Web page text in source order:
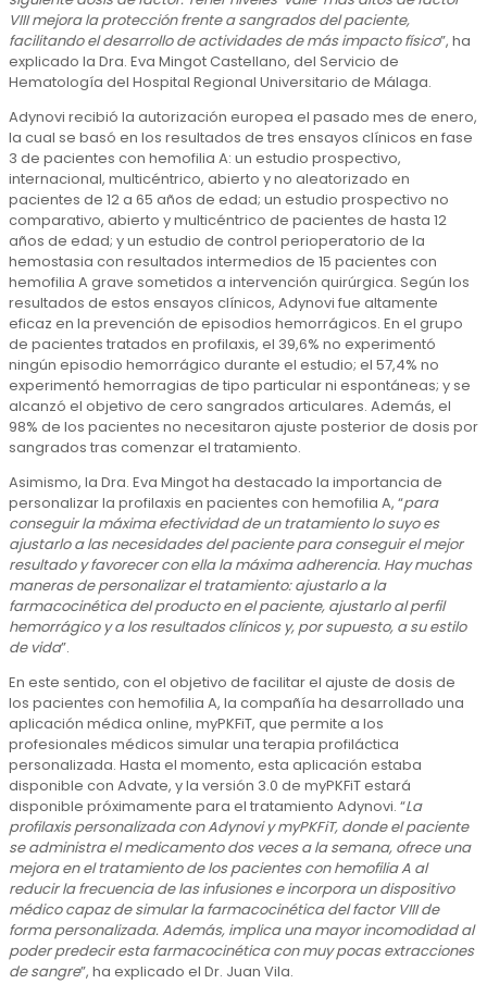
VIII mejora la protección frente a sangrados del paciente,
facilitando el desarrollo de actividades de más impacto físico”, ha
explicado la Dra. Eva Mingot Castellano, del Servicio de
Hematología del Hospital Regional Universitario de Málaga.
Adynovi recibió la autorización europea el pasado mes de enero,
la cual se basó en los resultados de tres ensayos clínicos en fase
3 de pacientes con hemofilia A: un estudio prospectivo,
internacional, multicéntrico, abierto y no aleatorizado en
pacientes de 12 a 65 años de edad; un estudio prospectivo no
comparativo, abierto y multicéntrico de pacientes de hasta 12
años de edad; y un estudio de control perioperatorio de la
hemostasia con resultados intermedios de 15 pacientes con
hemofilia A grave sometidos a intervención quirúrgica. Según los
resultados de estos ensayos clínicos, Adynovi fue altamente
eficaz en la prevención de episodios hemorrágicos. En el grupo
de pacientes tratados en profilaxis, el 39,6% no experimentó
ningún episodio hemorrágico durante el estudio; el 57,4% no
experimentó hemorragias de tipo particular ni espontáneas; y se
alcanzó el objetivo de cero sangrados articulares. Además, el
98% de los pacientes no necesitaron ajuste posterior de dosis por
sangrados tras comenzar el tratamiento.
Asimismo, la Dra. Eva Mingot ha destacado la importancia de
personalizar la profilaxis en pacientes con hemofilia A, “para
conseguir la máxima efectividad de un tratamiento lo suyo es
ajustarlo a las necesidades del paciente para conseguir el mejor
resultado y favorecer con ella la máxima adherencia. Hay muchas
maneras de personalizar el tratamiento: ajustarlo a la
farmacocinética del producto en el paciente, ajustarlo al perfil
hemorrágico y a los resultados clínicos y, por supuesto, a su estilo
de vida”.
En este sentido, con el objetivo de facilitar el ajuste de dosis de
los pacientes con hemofilia A, la compañía ha desarrollado una
aplicación médica online, myPKFiT, que permite a los
profesionales médicos simular una terapia profiláctica
personalizada. Hasta el momento, esta aplicación estaba
disponible con Advate, y la versión 3.0 de myPKFiT estará
disponible próximamente para el tratamiento Adynovi. “La
profilaxis personalizada con Adynovi y myPKFiT, donde el paciente
se administra el medicamento dos veces a la semana, ofrece una
mejora en el tratamiento de los pacientes con hemofilia A al
reducir la frecuencia de las infusiones e incorpora un dispositivo
médico capaz de simular la farmacocinética del factor VIII de
forma personalizada. Además, implica una mayor incomodidad al
poder predecir esta farmacocinética con muy pocas extracciones
de sangre”, ha explicado el Dr. Juan Vila.